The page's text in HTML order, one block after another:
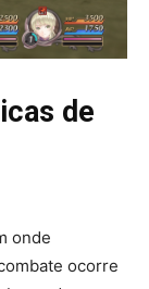
de
onde
ocorre